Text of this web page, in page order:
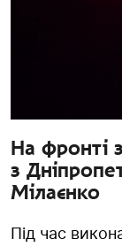
На фронті
з
Мілаєнко
Під час